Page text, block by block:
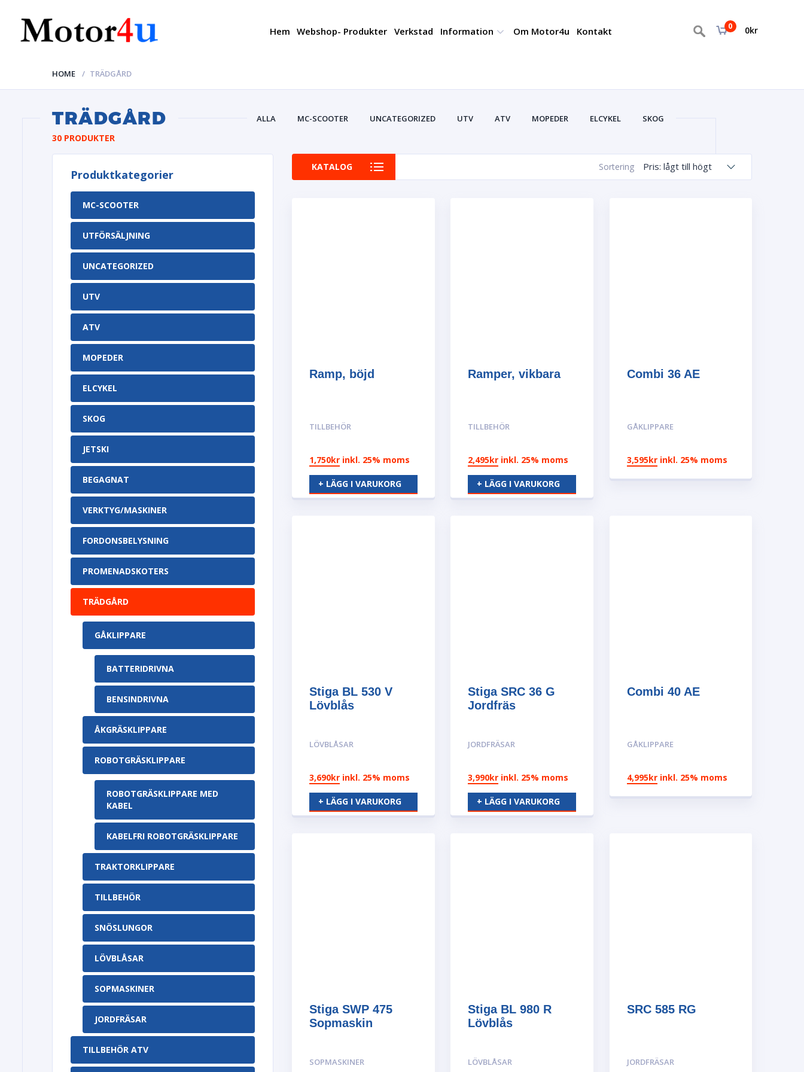
0 0kr
Hem Webshop- Produkter Verkstad Information Om Motor4u Kontakt
HOME TRÄDGÅRD
TRÄDGÅRD ALLA MC-SCOOTER UNCATEGORIZED UTV ATV MOPEDER ELCYKEL
SKOG
30 PRODUKTER
Produktkategorier
MC-SCOOTER
UTFÖRSÄLJNING
UNCATEGORIZED
UTV
ATV
MOPEDER
ELCYKEL
SKOG
JETSKI
BEGAGNAT
VERKTYG/MASKINER
FORDONSBELYSNING
PROMENADSKOTERS
TRÄDGÅRD
GÅKLIPPARE
BATTERIDRIVNA
BENSINDRIVNA
ÅKGRÄSKLIPPARE
ROBOTGRÄSKLIPPARE
ROBOTGRÄSKLIPPARE MED
KABEL
KABELFRI ROBOTGRÄSKLIPPARE
TRAKTORKLIPPARE
TILLBEHÖR
SNÖSLUNGOR
LÖVBLÅSAR
SOPMASKINER
JORDFRÄSAR
TILLBEHÖR ATV
KATALOG Sortering Pris: lågt till högt
Ramp, böjd
TILLBEHÖR
1,750kr inkl. 25% moms
+ LÄGG I VARUKORG
Ramper, vikbara
TILLBEHÖR
2,495kr inkl. 25% moms
+ LÄGG I VARUKORG
Combi 36 AE
GÅKLIPPARE
3,595kr inkl. 25% moms
Stiga BL 530 V
Lövblås
LÖVBLÅSAR
3,690kr inkl. 25% moms
+ LÄGG I VARUKORG
Stiga SRC 36 G
Jordfräs
JORDFRÄSAR
3,990kr inkl. 25% moms
+ LÄGG I VARUKORG
Combi 40 AE
GÅKLIPPARE
4,995kr inkl. 25% moms
Stiga SWP 475
Sopmaskin
SOPMASKINER
Stiga BL 980 R
Lövblås
LÖVBLÅSAR
SRC 585 RG
JORDFRÄSAR